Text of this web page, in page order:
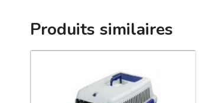
Produits similaires